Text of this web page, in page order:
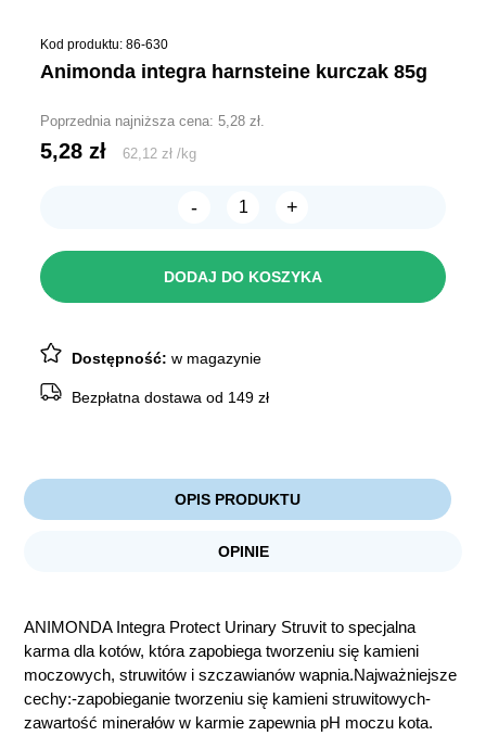
Kod produktu: 86-630
animonda integra harnsteine kurczak 85g
Poprzednia najniższa cena:5,28zł.
5,28zł 62,12zł /kg
-
ilość
kurczak
+
DODAJ DO KOSZYKA
Dostępność:w magazynie
Bezpłatna dostawa od 149 zł
OPIS PRODUKTU
OPINIE
ANIMONDA Integra Protect Urinary Struvit to specjalna
karma dla kotów, która zapobiega tworzeniu się kamieni
moczowych, struwitów i szczawianów wapnia.Najważniejsze
cechy:-zapobieganie tworzeniu się kamieni struwitowych-
zawartość minerałów w karmie zapewnia pH moczu kota.